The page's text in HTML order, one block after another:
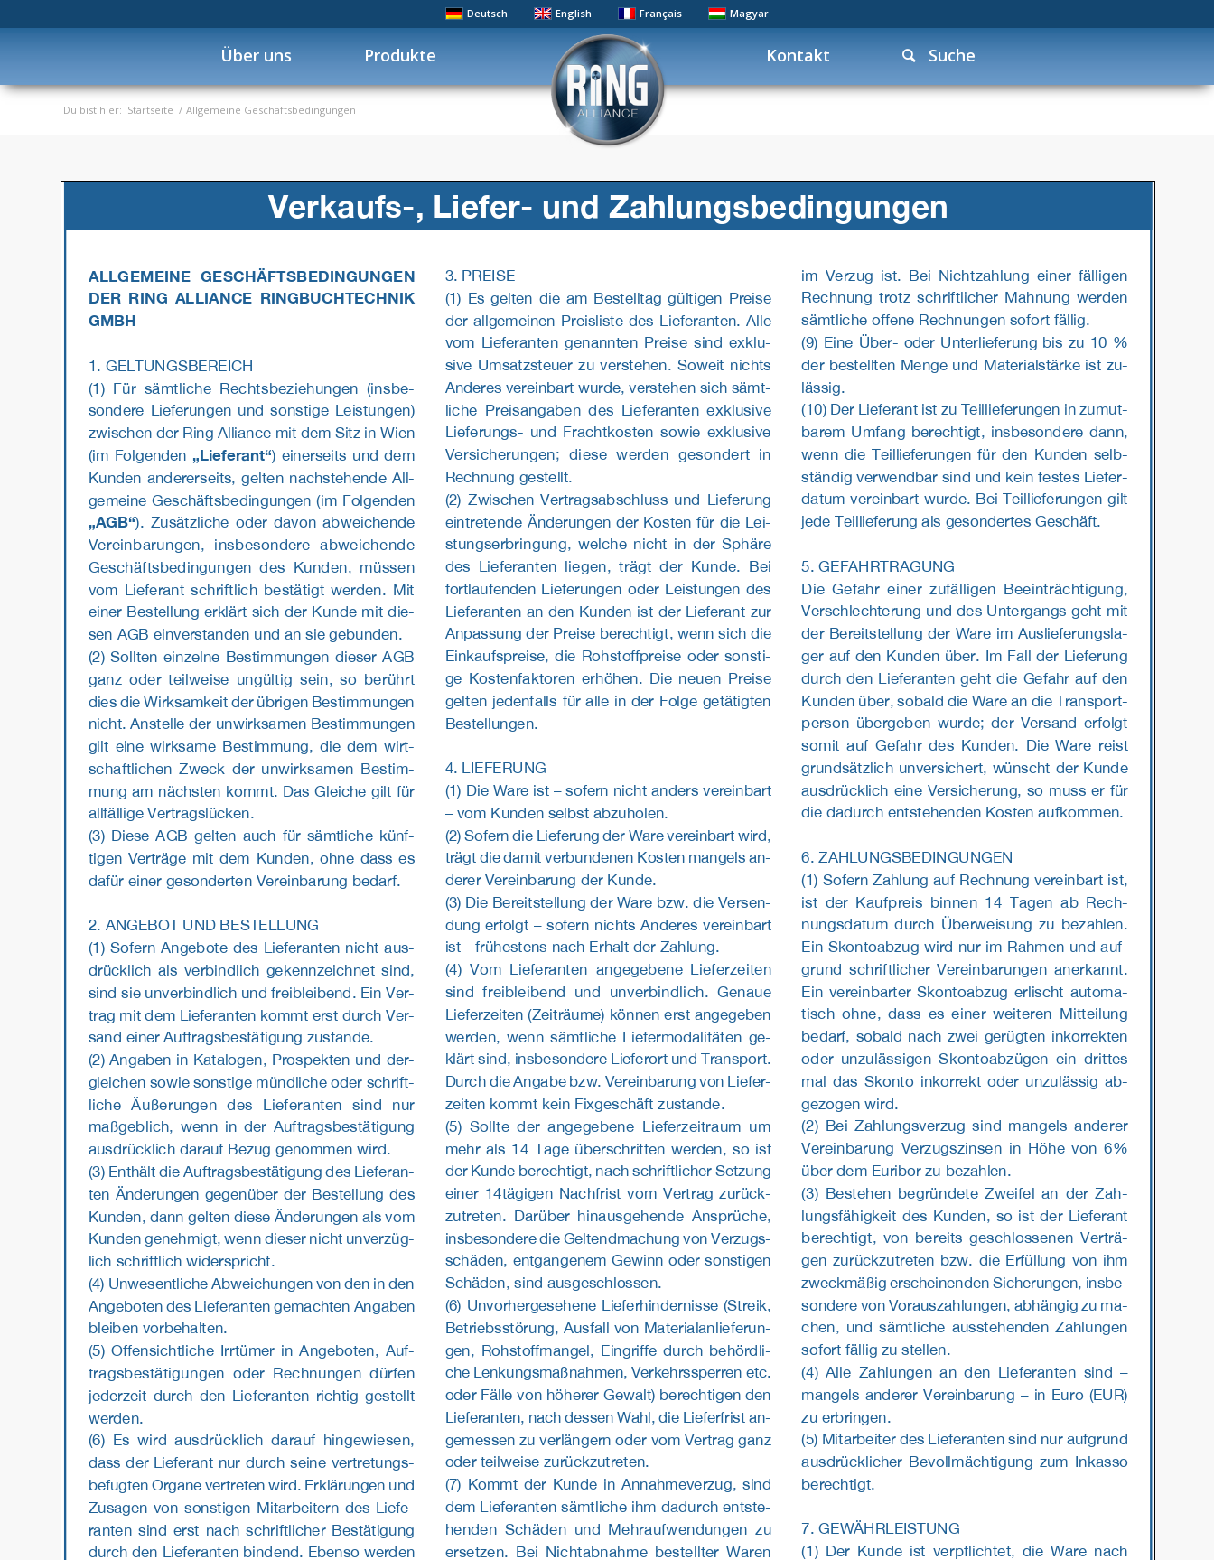
Deutsch English Français Magyar
Über uns Produkte Kontakt Suche
Du bist hier: Startseite / Allgemeine Geschäftsbedingungen